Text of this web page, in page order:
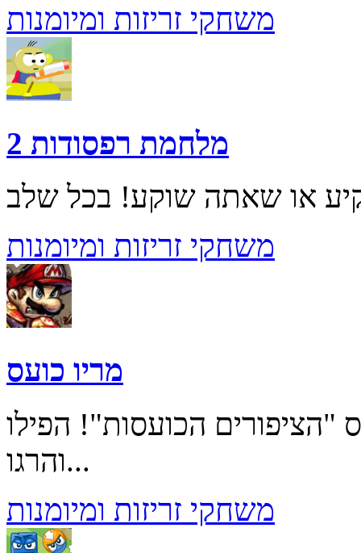
משחקי זריזות ומיומנות
מלחמת רפסודות 2
משחקי זריזות ומיומנות
מריו כועס
"הציפורים הכועסות"! הפילו
והרגו...
משחקי זריזות ומיומנות